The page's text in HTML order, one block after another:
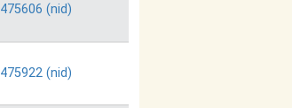
475606 (nid)
475922 (nid)